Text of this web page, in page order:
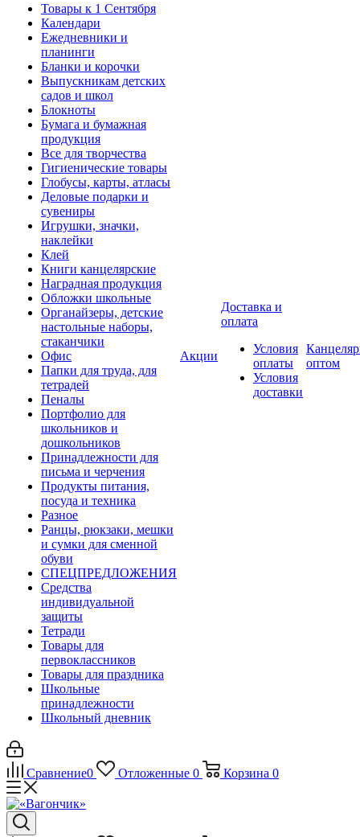
Товары к 1 Сентября
Календари
Ежедневники и
планинги
Бланки и корочки
Выпускникам детских
садов и школ
Блокноты
Бумага и бумажная
продукция
Все для творчества
Гигиенические товары
Глобусы, карты, атласы
Деловые подарки и
сувениры
Игрушки, значки,
наклейки
Клей
Книги канцелярские
Наградная продукция
Обложки школьные
Органайзеры, детские
настольные наборы,
стаканчики
Офис
Папки для труда, для
тетрадей
Пеналы
Портфолио для
школьников и
дошкольников
Принадлежности для
письма и черчения
Продукты питания,
посуда и техника
Разное
Ранцы, рюкзаки, мешки
и сумки для сменной
обуви
СПЕЦПРЕДЛОЖЕНИЯ
Средства
индивидуальной
защиты
Тетради
Товары для
первоклассников
Товары для праздника
Школьные
принадлежности
Школьный дневник
Акции
Доставка и
оплата
Условия
оплаты
Условия
доставки
оптом
Сравнение0 Отложенные 0 Корзина 0